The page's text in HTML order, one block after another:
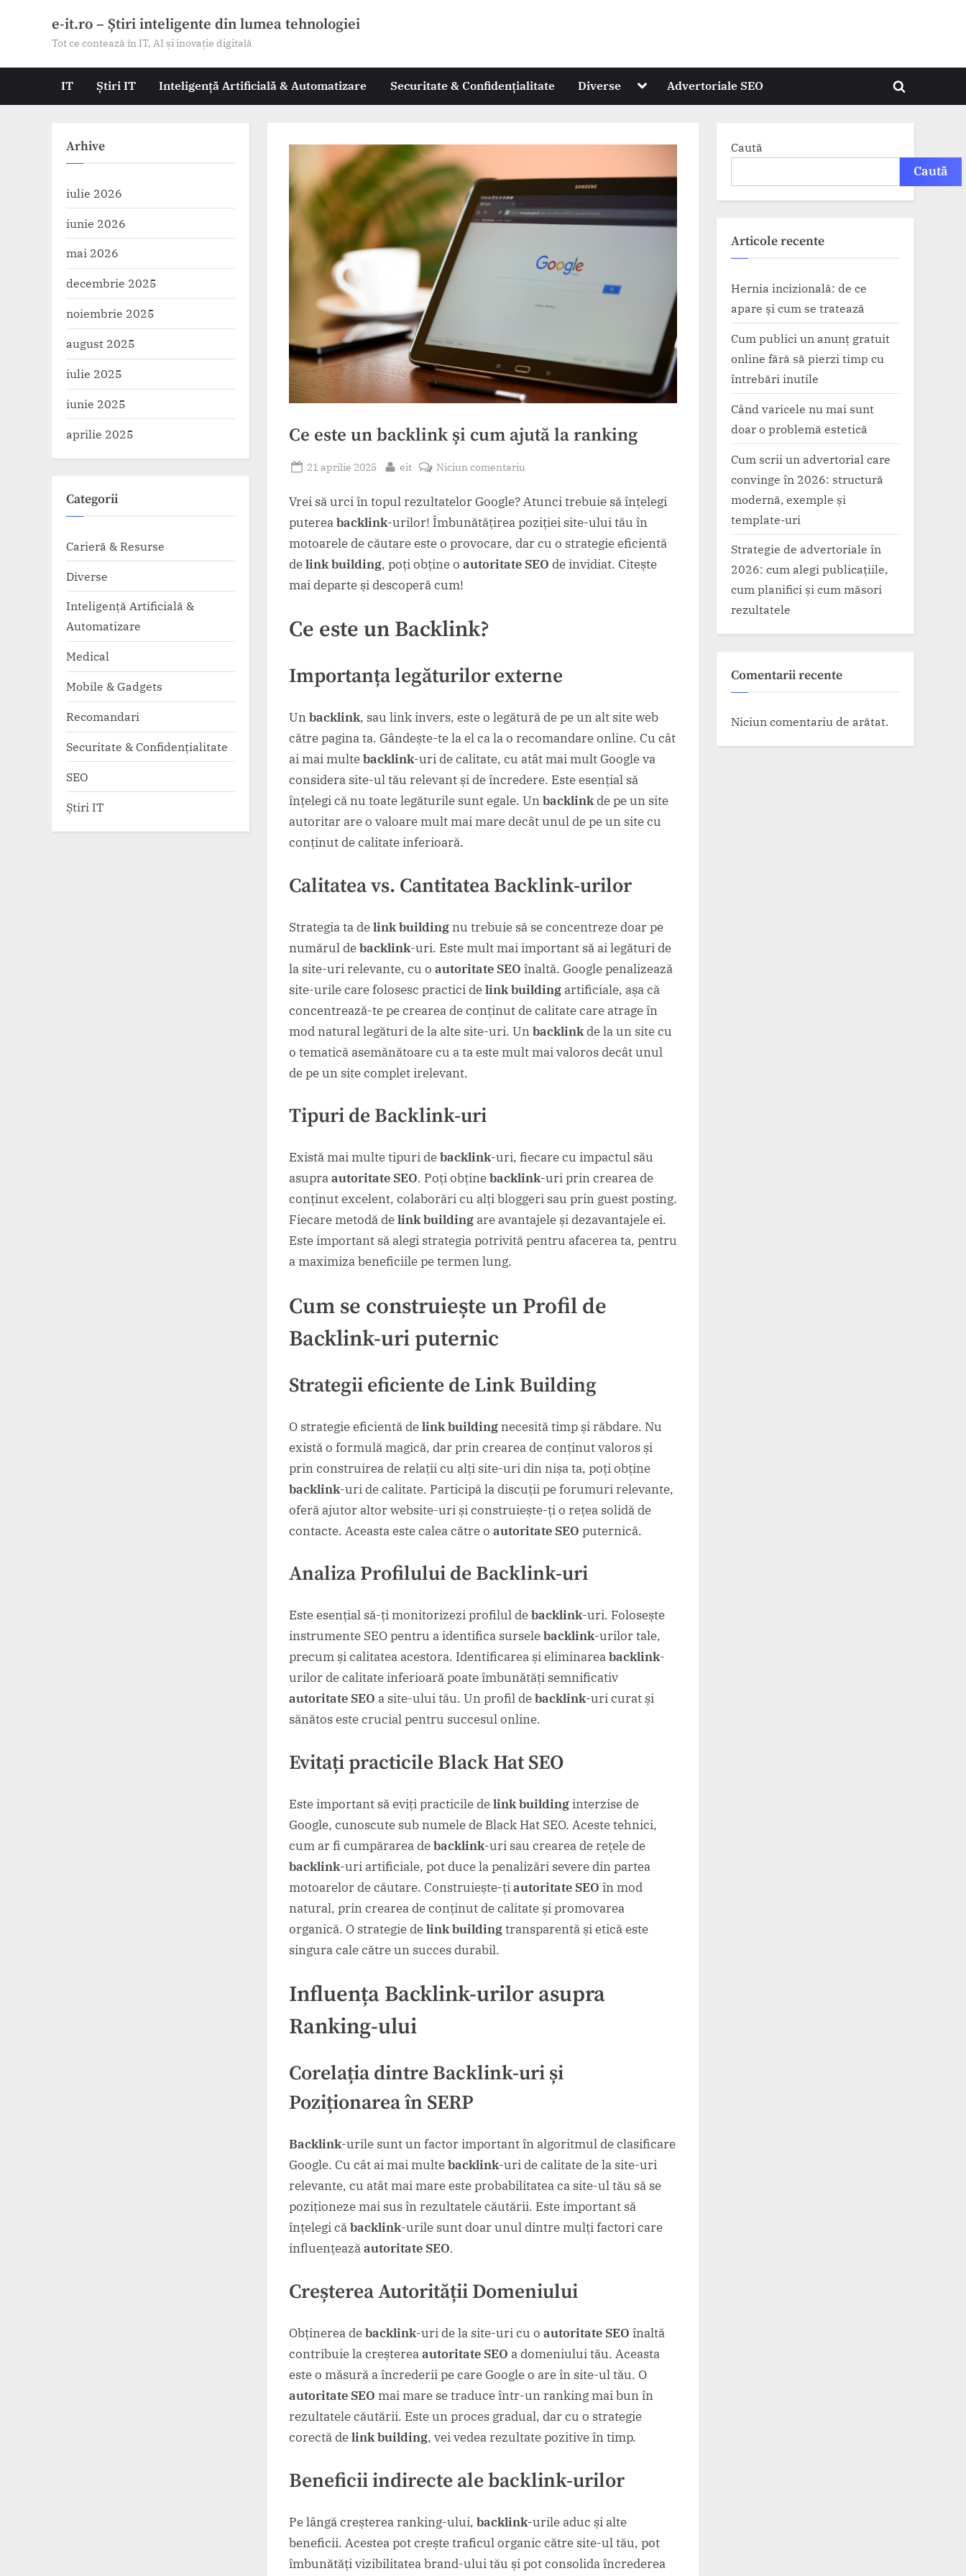
e-it.ro – Știri inteligente din lumea tehnologiei
Tot ce contează în IT, AI și inovație digitală
IT Știri IT Inteligență Artificială & Automatizare Securitate & Confidențialitate Diverse Toggle
menu
Advertoriale SEO
Toggle
Ce este un backlink și cum ajută la ranking
Posted
21 aprilie 2025 By
eit Niciun comentariu
este
un
backlink
Vrei să urci în topul rezultatelor Google? Atunci trebuie să înțelegi
putereabacklink-urilor! Îmbunătățirea poziției site-ului tău în
motoarele de căutare este o provocare, dar cu o strategie eficientă
delink building, poți obține o autoritate SEO de invidiat. Citește
mai departe și descoperă cum!
Ce este un Backlink?
Importanța legăturilor externe
Unbacklink, sau link invers, este o legătură de pe un alt site web
către pagina ta. Gândește-te la el ca la o recomandare online. Cu cât
ai mai multebacklink-uri de calitate, cu atât mai mult Google va
considera site-ul tău relevant și de încredere. Este esențial să
înțelegi că nu toate legăturile sunt egale. Unbacklinkde pe un site
autoritar are o valoare mult mai mare decât unul de pe un site cu
conținut de calitate inferioară.
Calitatea vs. Cantitatea Backlink-urilor
Strategia ta delink buildingnu trebuie să se concentreze doar pe
numărul debacklink-uri. Este mult mai important să ai legături de
la site-uri relevante, cu o autoritate SEO înaltă. Google penalizează
site-urile care folosesc practici delink building artificiale, așa că
concentrează-te pe crearea de conținut de calitate care atrage în
mod natural legături de la alte site-uri. Unbacklinkde la un site cu
o tematică asemănătoare cu a ta este mult mai valoros decât unul
de pe un site complet irelevant.
Tipuri de Backlink-uri
Există mai multe tipuri debacklink-uri, fiecare cu impactul său
asupraautoritate SEO. Poți obținebacklink-uri prin crearea de
conținut excelent, colaborări cu alți bloggeri sau prin guest posting.
Fiecare metodă delink building are avantajele și dezavantajele ei.
Este important să alegi strategia potrivită pentru afacerea ta, pentru
a maximiza beneficiile pe termen lung.
Cum se construiește un Profil de
Backlink-uri puternic
Strategii eficiente de Link Building
O strategie eficientă delink buildingnecesită timp și răbdare. Nu
există o formulă magică, dar prin crearea de conținut valoros și
prin construirea de relații cu alți site-uri din nișa ta, poți obține
backlink-uri de calitate. Participă la discuții pe forumuri relevante,
oferă ajutor altor website-uri și construiește-ți o rețea solidă de
contacte. Aceasta este calea către o autoritate SEO puternică.
Analiza Profilului de Backlink-uri
Este esențial să-ți monitorizezi profilul debacklink-uri. Folosește
instrumente SEO pentru a identifica surselebacklink-urilor tale,
precum și calitatea acestora. Identificarea și eliminareabacklink-
urilor de calitate inferioară poate îmbunătăți semnificativ
autoritate SEO a site-ului tău. Un profil debacklink-uri curat și
sănătos este crucial pentru succesul online.
Evitați practicile Black Hat SEO
Este important să eviți practicile delink buildinginterzise de
Google, cunoscute sub numele de Black Hat SEO. Aceste tehnici,
cum ar fi cumpărarea debacklink-uri sau crearea de rețele de
backlink-uri artificiale, pot duce la penalizări severe din partea
motoarelor de căutare. Construiește-țiautoritate SEO în mod
natural, prin crearea de conținut de calitate și promovarea
organică. O strategie delink buildingtransparentă și etică este
singura cale către un succes durabil.
Influența Backlink-urilor asupra
Ranking-ului
Corelația dintre Backlink-uri și
Poziționarea în SERP
Backlink-urile sunt un factor important în algoritmul de clasificare
Google. Cu cât ai mai multebacklink-uri de calitate de la site-uri
relevante, cu atât mai mare este probabilitatea ca site-ul tău să se
poziționeze mai sus în rezultatele căutării. Este important să
înțelegi căbacklink-urile sunt doar unul dintre mulți factori care
influențeazăautoritate SEO.
Creșterea Autorității Domeniului
Obținerea debacklink-uri de la site-uri cu o autoritate SEO înaltă
contribuie la creștereaautoritate SEO a domeniului tău. Aceasta
este o măsură a încrederii pe care Google o are în site-ul tău. O
autoritate SEO mai mare se traduce într-un ranking mai bun în
rezultatele căutării. Este un proces gradual, dar cu o strategie
corectă delink building, vei vedea rezultate pozitive în timp.
Beneficii indirecte ale backlink-urilor
Pe lângă creșterea ranking-ului, backlink-urile aduc și alte
beneficii. Acestea pot crește traficul organic către site-ul tău, pot
îmbunătăți vizibilitatea brand-ului tău și pot consolida încrederea
Arhive
iulie 2026
iunie 2026
mai 2026
decembrie 2025
noiembrie 2025
august 2025
iulie 2025
iunie 2025
aprilie 2025
Categorii
Carieră & Resurse
Diverse
Inteligență Artificială &
Automatizare
Medical
Mobile & Gadgets
Recomandari
Securitate & Confidențialitate
SEO
Știri IT
Caută
Caută
Articole recente
Hernia incizională: de ce
apare și cum se tratează
Cum publici un anunț gratuit
online fără să pierzi timp cu
întrebări inutile
Când varicele nu mai sunt
doar o problemă estetică
Cum scrii un advertorial care
convinge în 2026: structură
modernă, exemple și
template-uri
Strategie de advertoriale în
2026: cum alegi publicațiile,
cum planifici și cum măsori
rezultatele
Comentarii recente
Niciun comentariu de arătat.